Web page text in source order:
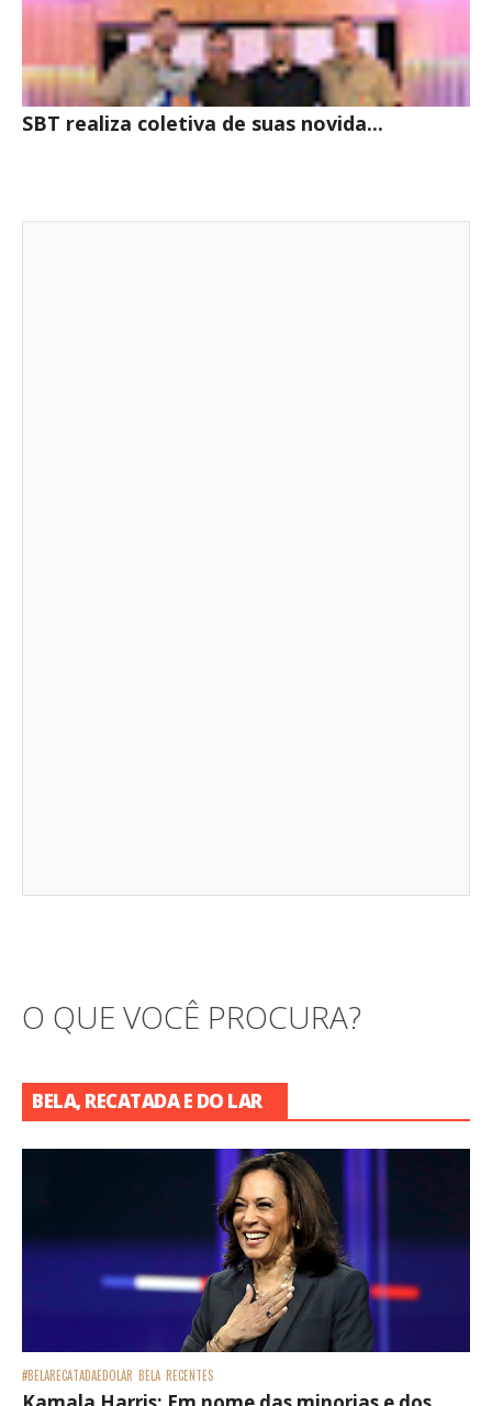
SBT realiza coletiva de suas novida...